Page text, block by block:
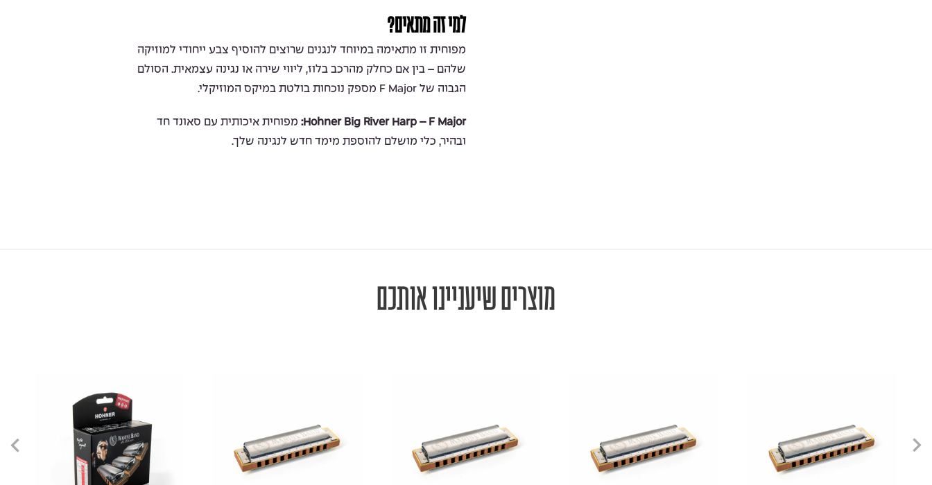
למי זה מתאים?
מפוחית זו מתאימה במיוחד לנגנים שרוצים להוסיף צבע ייחודי למוזיקה
שלהם – בין אם כחלק מהרכב בלוז, ליווי שירה או נגינה עצמאית. הסולם
הגבוה של F Major מספק נוכחות בולטת במיקס המוזיקלי.
Hohner Big River Harp – F Major: מפוחית איכותית עם סאונד חד
ובהיר, כלי מושלם להוספת מימד חדש לנגינה שלך.
מוצרים שיעניינו אותכם